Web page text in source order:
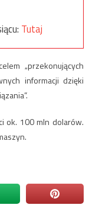
Tutaj
„przekonujących
informacji dzięki
ok. 100 mln dolarów.